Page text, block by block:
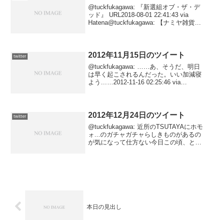
@tuckfukagawa: 『新選組オブ・ザ・デ
ッド』 URL2018-08-01 22:41:43 via
Hatena@tuckfukagawa: 【ナミヤ雑貨店
twitter 2012年11月15日のツイート
@tuckfukagawa: ……あ、そうだ、明日
は早く起こされるんだった。いい加減寝
よう……2012-11-16 02:25:46 via
twitter 2012年12月24日のツイート
@tuckfukagawa: 近所のTSUTAYAにホモ
ォ...のガチャガチャらしきものがあるの
が気になって仕方ない今日この頃、と呟
本日の見出し